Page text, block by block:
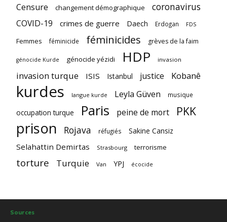
Censure changement démographique coronavirus
COVID-19 crimes de guerre Daech Erdogan FDS
Femmes féminicide féminicides grèves de la faim
génocide Kurde génocide yézidi HDP invasion
invasion turque ISIS Istanbul justice Kobanê
kurdes langue kurde Leyla Güven musique
occupation turque Paris peine de mort PKK
prison Rojava réfugiés Sakine Cansiz
Selahattin Demirtas Strasbourg terrorisme
torture Turquie Van YPJ écocide
Sources